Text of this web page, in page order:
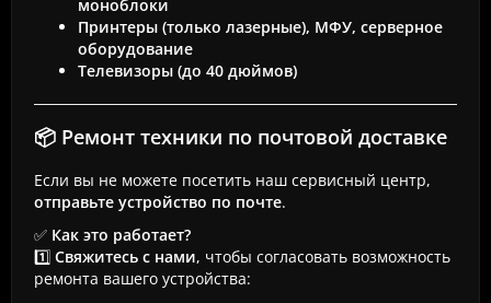
моноблоки
Принтеры (только лазерные), МФУ, серверное
оборудование
Телевизоры (до 40 дюймов)
📦 Ремонт техники по почтовой доставке
Если вы не можете посетить наш сервисный центр,
отправьте устройство по почте.
✅ Как это работает?
1️⃣ Свяжитесь с нами, чтобы согласовать возможность
ремонта вашего устройства: